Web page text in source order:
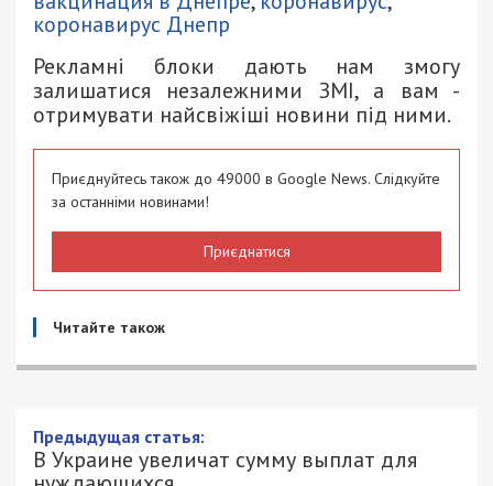
коронавирус Днепр
Рекламні блоки дають нам змогу
залишатися незалежними ЗМІ, а вам -
отримувати найсвіжіші новини під ними.
Приєднуйтесь також до 49000 в Google News. Слідкуйте
за останніми новинами!
Приєднатися
Читайте також
В Украине увеличат сумму выплат для
нуждающихся